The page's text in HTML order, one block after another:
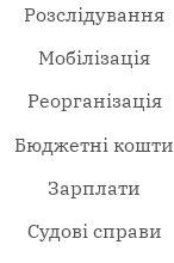
Розслідування
Мобілізація
Реорганізація
Бюджетні кошти
Зарплати
Судові справи